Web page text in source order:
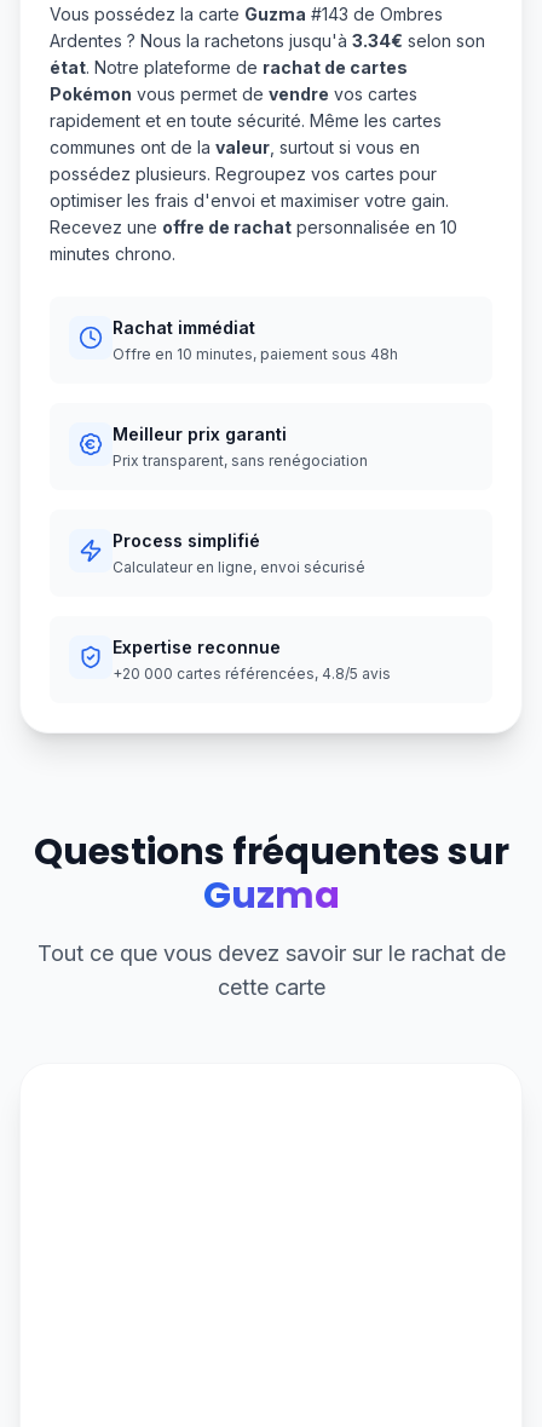
Vous possédez la carte Guzma #143 de Ombres
Ardentes ? Nous la rachetons jusqu'à 3.34€ selon son
état. Notre plateforme de rachat de cartes
Pokémon vous permet de vendre vos cartes
rapidement et en toute sécurité. Même les cartes
communes ont de la valeur , surtout si vous en
possédez plusieurs. Regroupez vos cartes pour
optimiser les frais d'envoi et maximiser votre gain.
Recevez une offre de rachat personnalisée en 10
minutes chrono.
Rachat immédiat
Offre en 10 minutes, paiement sous 48h
Meilleur prix garanti
Prix transparent, sans renégociation
Process simplifié
Calculateur en ligne, envoi sécurisé
Expertise reconnue
+20 000 cartes référencées, 4.8/5 avis
Questions fréquentes sur
Guzma
Tout ce que vous devez savoir sur le rachat de
cette carte